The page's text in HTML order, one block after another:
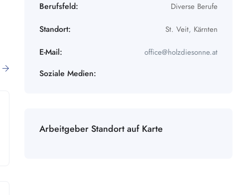
Berufsfeld: Diverse Berufe
Standort: St. Veit, Kärnten
E-Mail: office@holzdiesonne.at
Soziale Medien:
Arbeitgeber Standort auf Karte